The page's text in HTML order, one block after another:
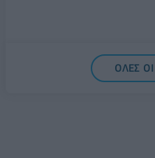
ΟΛΕΣ ΟΙ